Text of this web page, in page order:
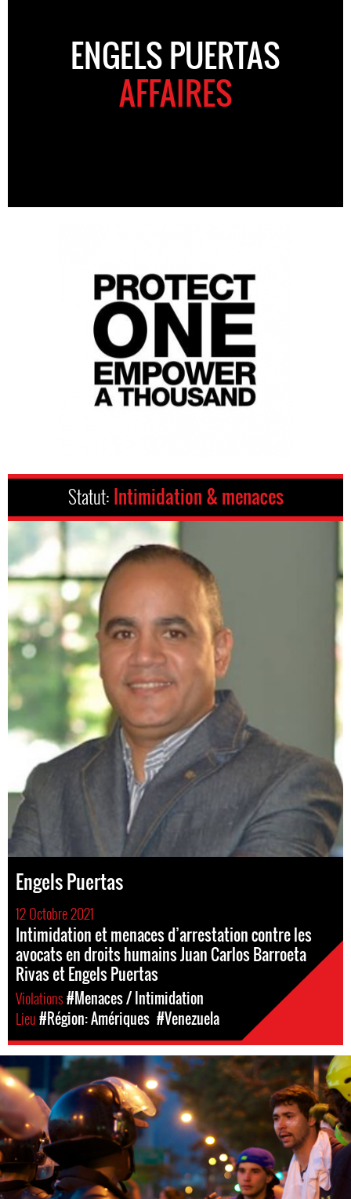
ENGELS PUERTAS
AFFAIRES
Statut: Intimidation & menaces
Engels Puertas
12 Octobre 2021
Intimidation et menaces d’arrestation contre les
avocats en droits humains Juan Carlos Barroeta
Rivas et Engels Puertas
Violations#Menaces / Intimidation
Lieu#Région: Amériques #Venezuela
#Venezuela-
general-
context.jpg